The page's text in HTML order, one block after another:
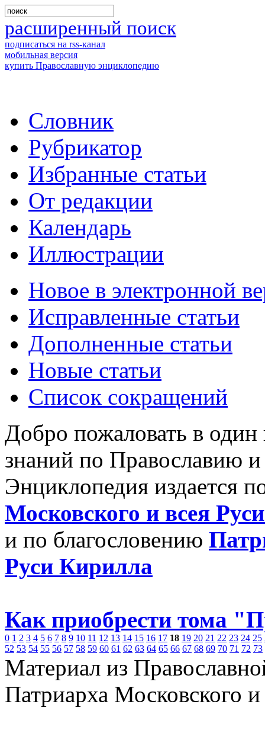
расширенный поиск
подписаться на rss-канал
мобильная версия
купить Православную энциклопедию
Словник
Рубрикатор
Избранные статьи
От редакции
Календарь
Иллюстрации
Новое в электронной
Исправленные статьи
Дополненные статьи
Новые статьи
Список сокращений
Добро пожаловать в
знаний по Православию
Энциклопедия издается
Московского и всея
и по благословению
Руси Кирилла
Как приобрести тома
0 1 2 3 4 5 6 7 8 9 10 11 12 13 14 15 16 17 18 19 20 21 22 23 24 25
52 53 54 55 56 57 58 59 60 61 62 63 64 65 66 67 68 69 70 71 72 73
Материал из
Патриарха Московского